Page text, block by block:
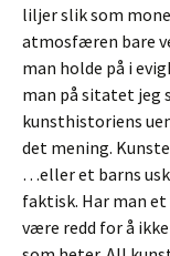
liljer slik som
atmosfæren bare
man holde på i
man på sitatet jeg
kunsthistoriens
det mening.
…eller et barns
faktisk. Har man
være redd for å